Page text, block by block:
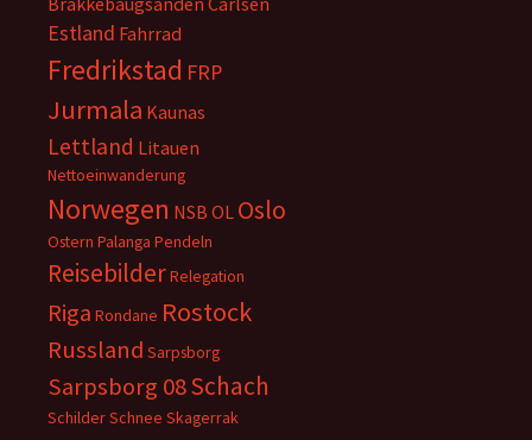
Estland Fahrrad
Fredrikstad FRP
Jurmala Kaunas
Lettland Litauen
Nettoeinwanderung
Norwegen NSB OL Oslo
Ostern Palanga Pendeln
ReisebilderRelegation
Riga Rondane Rostock
Russland Sarpsborg
Sarpsborg 08Schach
SchilderSchnee Skagerrak